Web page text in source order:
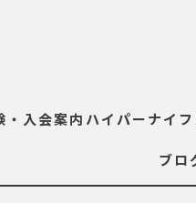
・入会案内 ハイパーナイフ
ブロ